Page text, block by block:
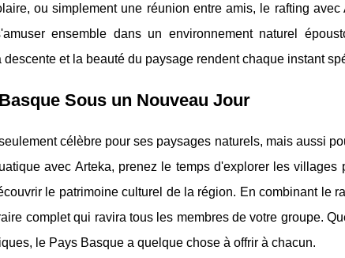
ou simplement une réunion entre amis, le rafting
ensemble dans un environnement naturel
et la beauté du paysage rendent chaque instant
Sous un Nouveau Jour
célèbre pour ses paysages naturels, mais aussi
avec Arteka, prenez le temps d'explorer les villages
le patrimoine culturel de la région. En combinant le
complet qui ravira tous les membres de votre groupe.
le Pays Basque a quelque chose à offrir à chacun.